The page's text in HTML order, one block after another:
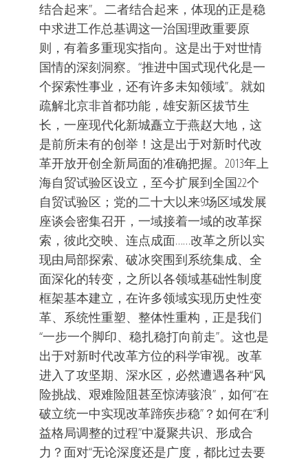
结合起来”。二者结合起来，体现的正是稳
中求进工作总基调这一治国理政重要原
则，有着多重现实指向。这是出于对世情
国情的深刻洞察。“推进中国式现代化是一
个探索性事业，还有许多未知领域”。就如
疏解北京非首都功能，雄安新区拔节生
长，一座现代化新城矗立于燕赵大地，这
是前所未有的创举！这是出于对新时代改
革开放开创全新局面的准确把握。2013年上
海自贸试验区设立，至今扩展到全国22个
自贸试验区；党的二十大以来9场区域发展
座谈会密集召开，一域接着一域的改革探
索，彼此交映、连点成面……改革之所以实
现由局部探索、破冰突围到系统集成、全
面深化的转变，之所以各领域基础性制度
框架基本建立，在许多领域实现历史性变
革、系统性重塑、整体性重构，正是我们
“一步一个脚印、稳扎稳打向前走”。这也是
出于对新时代改革方位的科学审视。改革
进入了攻坚期、深水区，必然遭遇各种“风
险挑战、艰难险阻甚至惊涛骇浪”，如何“在
破立统一中实现改革蹄疾步稳”？如何在“利
益格局调整的过程”中凝聚共识、形成合
力？面对“无论深度还是广度，都比过去要